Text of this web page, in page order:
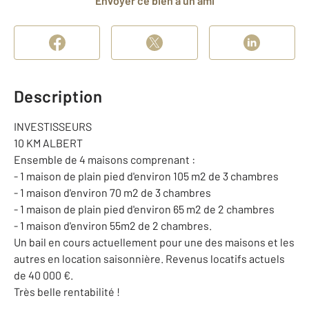
Description
INVESTISSEURS
10 KM ALBERT
Ensemble de 4 maisons comprenant :
- 1 maison de plain pied d'environ 105 m2 de 3 chambres
- 1 maison d'environ 70 m2 de 3 chambres
- 1 maison de plain pied d'environ 65 m2 de 2 chambres
- 1 maison d'environ 55m2 de 2 chambres.
Un bail en cours actuellement pour une des maisons et les
autres en location saisonnière. Revenus locatifs actuels
de 40 000 €.
Très belle rentabilité !